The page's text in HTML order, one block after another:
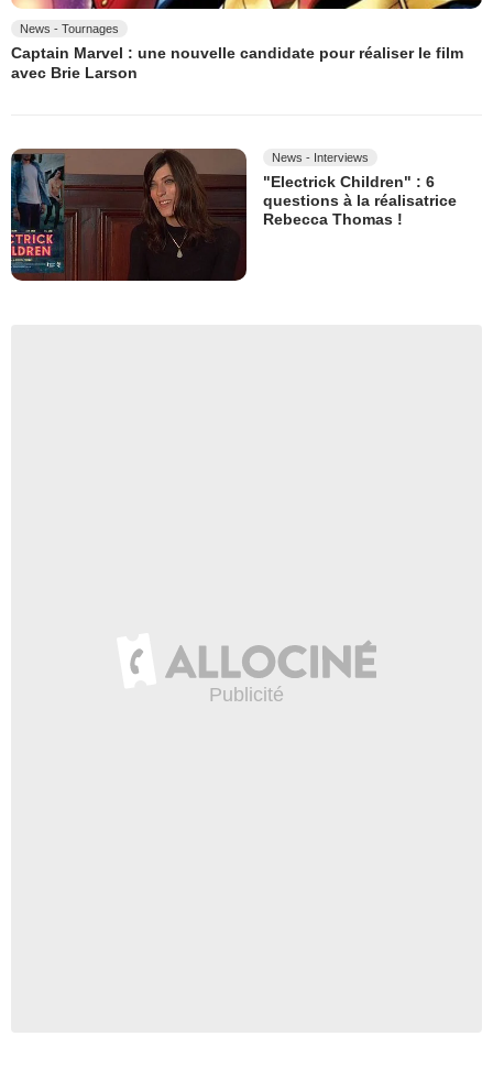
News - Tournages
Captain Marvel : une nouvelle candidate pour réaliser le film
avec Brie Larson
News - Interviews
"Electrick Children" : 6
questions à la réalisatrice
Rebecca Thomas !